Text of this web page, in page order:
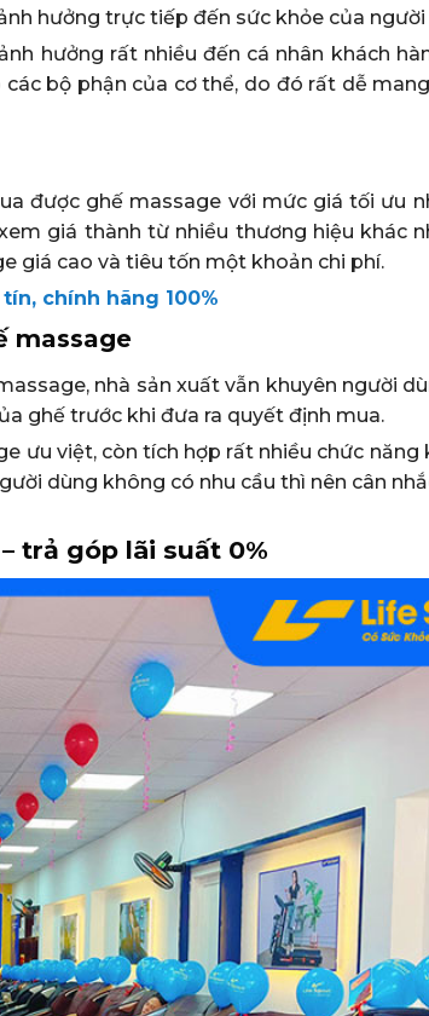
hưởng trực tiếp đến sức khỏe của
hưởng rất nhiều đến cá nhân khách
bộ phận của cơ thể, do đó rất dễ
được ghế massage với mức giá tối ưu
giá thành từ nhiều thương hiệu khác
giá cao và tiêu tốn một khoản chi phí.
chính hãng 100%
massage
nhà sản xuất vẫn khuyên người
ghế trước khi đưa ra quyết định mua.
ưu việt, còn tích hợp rất nhiều chức năng
dùng không có nhu cầu thì nên cân
trả góp lãi suất 0%